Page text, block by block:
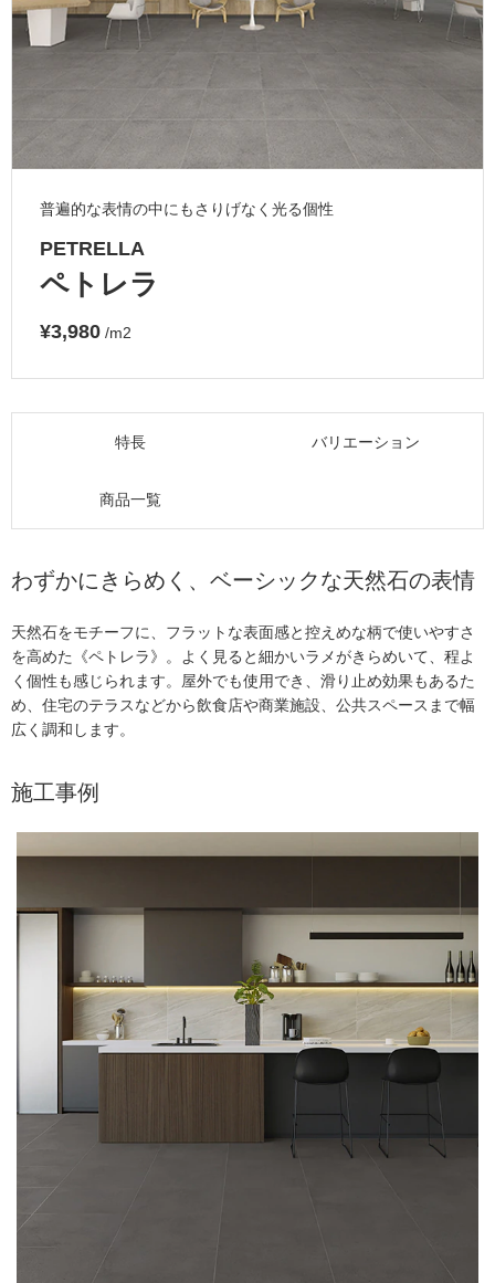
メンテナンス・ 施工材 新商品
ミラタップチャンネル
オンライン相談
普遍的な表情の中にもさりげなく光る個性
PETRELLA
ペトレラ
¥3,980 /m2
特長 バリエーション
商品一覧
わずかにきらめく、ベーシックな天然石の表情
天然石をモチーフに、フラットな表面感と控えめな柄で使いやすさ
を高めた《ペトレラ》。よく見ると細かいラメがきらめいて、程よ
く個性も感じられます。屋外でも使用でき、滑り止め効果もあるた
め、住宅のテラスなどから飲食店や商業施設、公共スペースまで幅
広く調和します。
施工事例